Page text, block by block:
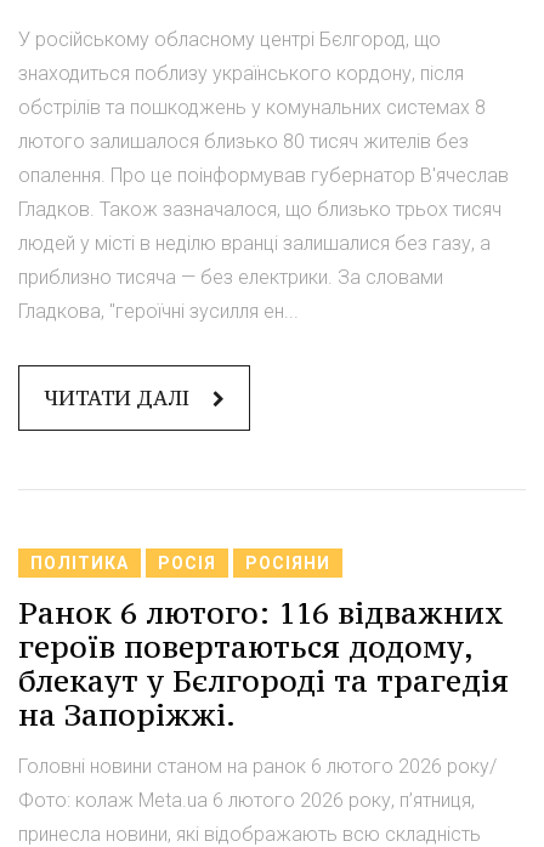
У російському обласному центрі Бєлгород, що
знаходиться поблизу українського кордону, після
обстрілів та пошкоджень у комунальних системах 8
лютого залишалося близько 80 тисяч жителів без
опалення. Про це поінформував губернатор В'ячеслав
Гладков. Також зазначалося, що близько трьох тисяч
людей у місті в неділю вранці залишалися без газу, а
приблизно тисяча — без електрики. За словами
Гладкова, "героїчні зусилля ен...
ЧИТАТИ ДАЛІ
ПОЛІТИКА РОСІЯ РОСІЯНИ
Ранок 6 лютого: 116 відважних
героїв повертаються додому,
блекаут у Бєлгороді та трагедія
на Запоріжжі.
Головні новини станом на ранок 6 лютого 2026 року/
Фото: колаж Мeta.ua 6 лютого 2026 року, п’ятниця,
принесла новини, які відображають всю складність